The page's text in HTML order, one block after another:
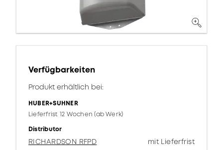
Verfügbarkeiten
Produkt erhältlich bei:
HUBER+SUHNER
Lieferfrist 12 Wochen (ab Werk)
Distributor
RICHARDSON RFPD
mit Lieferfrist